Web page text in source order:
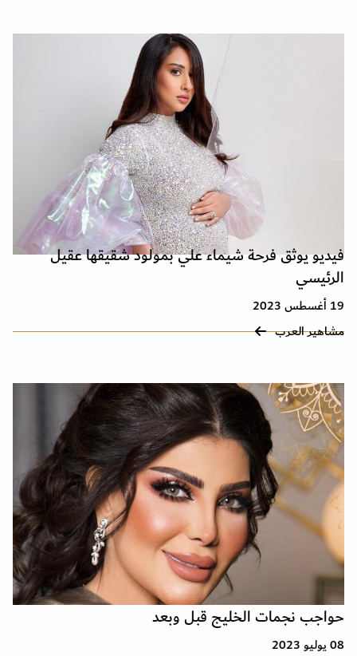
فيديو يوثق فرحة شيماء علي بمولود شقيقها عقيل
الرئيسي
19 أغسطس 2023
مشاهير العرب
حواجب نجمات الخليج قبل وبعد
08 يوليو 2023